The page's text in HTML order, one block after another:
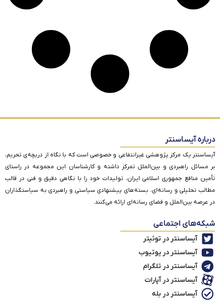
درباره آیساسنتر
آیساسنتر یک مرکز پژوهشی غیرانتفاعی و خصوصی است که با نگاه از دریچه‌ی تحریم،
بر مسائل راهبردی و بین‌الملل تمرکز داشته و کارشناسان این مجموعه در راستای
تأمین منافع جمهوری اسلامی ایران، تولیدات خود را با نگاهی دقیق و فنی در قالب
مطالب تحلیلی و رسانه‌ای، بسته‌های پیشنهادی سیاستی و راهبردی به سیاستگذاران
در عرصه بین‌الملل و فضای رسانه‌ای ارائه می‌کنند.
شبکه‌های اجتماعی
آیساسنتر در توئیتر
آیساسنتر در یوتیوب
آیساسنتر در تلگرام
آیساسنتر در آپارات
آیساسنتر در بله